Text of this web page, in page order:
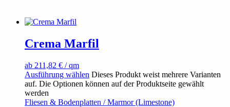
Crema Marfil
ab 211,82 € / qm
Ausführung wählen Dieses Produkt weist mehrere Varianten
auf. Die Optionen können auf der Produktseite gewählt
werden
Fliesen & Bodenplatten / Marmor (Limestone)